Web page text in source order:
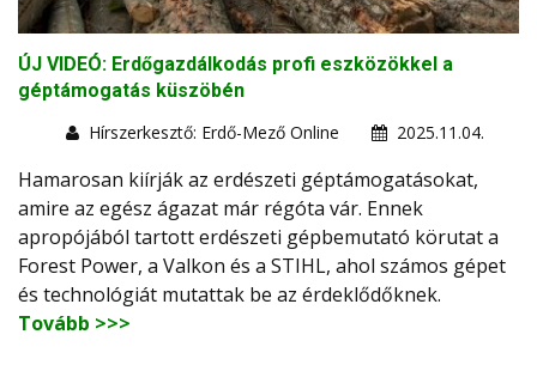
ÚJ VIDEÓ: Erdőgazdálkodás profi eszközökkel a
géptámogatás küszöbén
Hírszerkesztő: Erdő-Mező Online
2025.11.04.
Hamarosan kiírják az erdészeti géptámogatásokat,
amire az egész ágazat már régóta vár. Ennek
apropójából tartott erdészeti gépbemutató körutat a
Forest Power, a Valkon és a STIHL, ahol számos gépet
és technológiát mutattak be az érdeklődőknek.
Tovább >>>